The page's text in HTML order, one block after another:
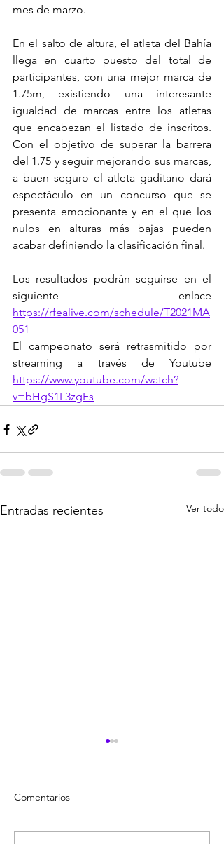
mes de marzo.
En el salto de altura, el atleta del Bahía
llega en cuarto puesto del total de
participantes, con una mejor marca de
1.75m, existiendo una interesante
igualdad de marcas entre los atletas
que encabezan el listado de inscritos.
Con el objetivo de superar la barrera
del 1.75 y seguir mejorando sus marcas,
a buen seguro el atleta gaditano dará
espectáculo en un concurso que se
presenta emocionante y en el que los
nulos en alturas más bajas pueden
acabar definiendo la clasificación final.
Los resultados podrán seguirse en el
https://rfealive.com/schedule/T2021MA
051
El campeonato será retrasmitido por
https://www.youtube.com/watch?
v=bHgS1L3zgFs
Entradas recientes Ver todo
Comentarios